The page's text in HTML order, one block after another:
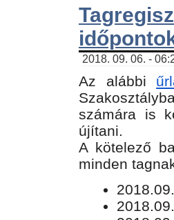
2018. 09. 06. -
Az alábbi
számára is
újítani.
​A kötelező
minden